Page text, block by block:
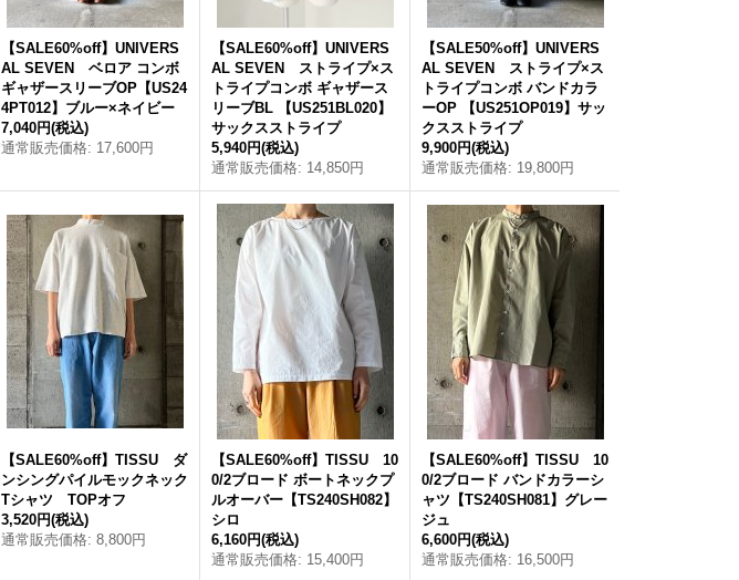
【SALE60%off】UNIVERS
AL SEVEN ベロア コンボ
ギャザースリーブOP【US24
4PT012】ブルー×ネイビー
7,040円(税込)
通常販売価格: 17,600円
【SALE60%off】UNIVERS
AL SEVEN ストライプ×ス
トライプコンボ ギャザース
リーブBL 【US251BL020】
サックスストライプ
5,940円(税込)
通常販売価格: 14,850円
【SALE50%off】UNIVERS
AL SEVEN ストライプ×ス
トライプコンボ バンドカラ
ーOP 【US251OP019】サッ
クスストライプ
9,900円(税込)
通常販売価格: 19,800円
【SALE60%off】TISSU ダ
ンシングパイルモックネック
Tシャツ TOPオフ
3,520円(税込)
通常販売価格: 8,800円
【SALE60%off】TISSU 10
0/2ブロード ボートネックプ
ルオーバー【TS240SH082】
シロ
6,160円(税込)
通常販売価格: 15,400円
【SALE60%off】TISSU 10
0/2ブロード バンドカラーシ
ャツ【TS240SH081】グレー
ジュ
6,600円(税込)
通常販売価格: 16,500円